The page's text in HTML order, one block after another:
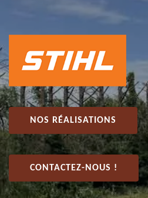
NOS RÉALISATIONS
CONTACTEZ-NOUS !